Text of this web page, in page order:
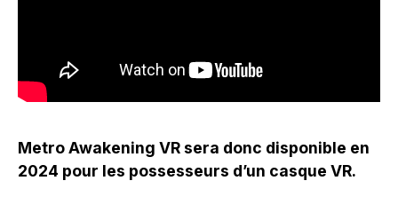
Metro Awakening VR sera donc disponible en
2024 pour les possesseurs d’un casque VR.